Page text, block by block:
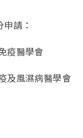
請：
疫醫學會
及風濕病醫學會